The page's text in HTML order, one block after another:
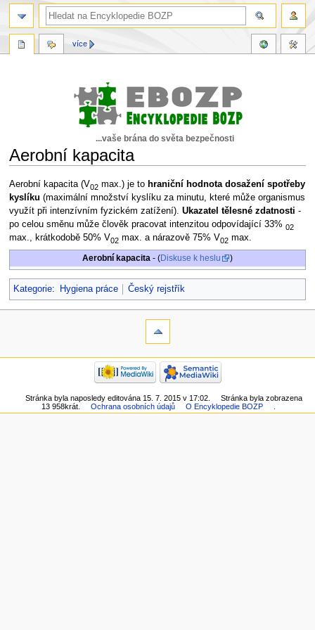
...vaše brána do světa bezpečnosti
Aerobní kapacita
Skočit
na
navigaci
Skočit
na
vyhledávání
Aerobní kapacita (V02max.) je to hraniční hodnota dosažení spotřeby
kyslíku (maximální množství kyslíku za minutu, které může organismus
využít při intenzívním fyzickém zatížení). Ukazatel tělesné zdatnosti -
po celou směnu může člověk pracovat intenzitou odpovídající 33% 02
max., krátkodobě 50% V02max. a nárazově 75% V02max.
Aerobní kapacita - (Diskuse k heslu )
Kategorie: Hygiena práce Český rejstřík
více
Stránka byla naposledy editována 15. 7. 2015 v 17:02.
Stránka byla zobrazena
13 958krát.
Ochrana osobních údajů O Encyklopedie BOZP